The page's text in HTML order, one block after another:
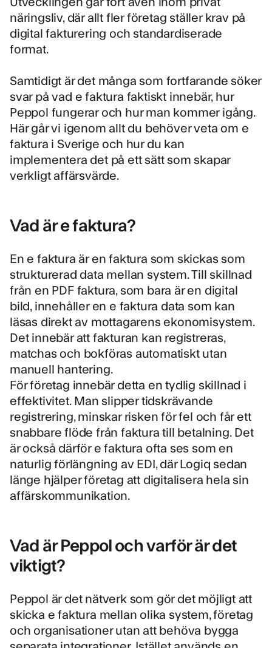
näringsliv, där allt fler företag ställer krav på
digital fakturering och standardiserade
format.
Samtidigt är det många som fortfarande söker
svar på vad e faktura faktiskt innebär, hur
Peppol fungerar och hur man kommer igång.
Här går vi igenom allt du behöver veta om e
faktura i Sverige och hur du kan
implementera det på ett sätt som skapar
verkligt affärsvärde.
Vad är e faktura?
En e faktura är en faktura som skickas som
strukturerad data mellan system. Till skillnad
från en PDF faktura, som bara är en digital
bild, innehåller en e faktura data som kan
läsas direkt av mottagarens ekonomisystem.
Det innebär att fakturan kan registreras,
matchas och bokföras automatiskt utan
manuell hantering.
För företag innebär detta en tydlig skillnad i
effektivitet. Man slipper tidskrävande
registrering, minskar risken för fel och får ett
snabbare flöde från faktura till betalning. Det
är också därför e faktura ofta ses som en
naturlig förlängning av EDI, där Logiq sedan
länge hjälper företag att digitalisera hela sin
affärskommunikation.
Vad är Peppol och varför är det
viktigt?
Peppol är det nätverk som gör det möjligt att
skicka e faktura mellan olika system, företag
och organisationer utan att behöva bygga